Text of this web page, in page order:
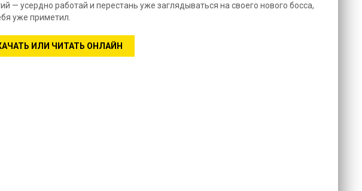
— усердно работай и перестань уже заглядываться на своего нового босса,
уже приметил.
ИЛИ ЧИТАТЬ ОНЛАЙН